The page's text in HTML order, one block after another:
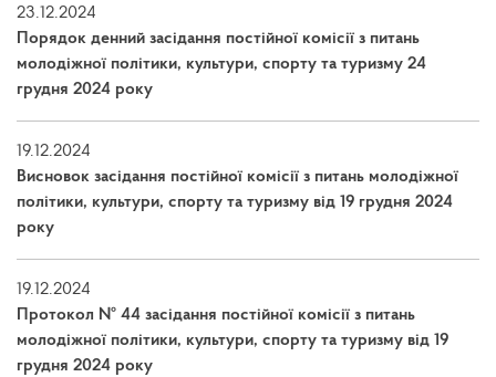
23.12.2024
Порядок денний засідання постійної комісії з питань
молодіжної політики, культури, спорту та туризму 24
грудня 2024 року
19.12.2024
Висновок засідання постійної комісії з питань молодіжної
політики, культури, спорту та туризму від 19 грудня 2024
року
19.12.2024
Протокол № 44 засідання постійної комісії з питань
молодіжної політики, культури, спорту та туризму від 19
грудня 2024 року